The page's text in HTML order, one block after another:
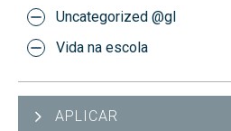
Uncategorized @gl
Vida na escola
APLICAR